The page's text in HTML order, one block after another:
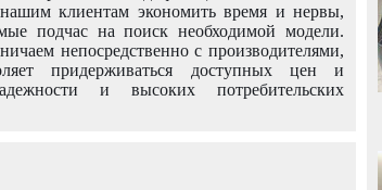
нашим клиентам экономить время и нервы,
подчас на поиск необходимой модели.
непосредственно с производителями,
придерживаться доступных цен и
и высоких потребительских